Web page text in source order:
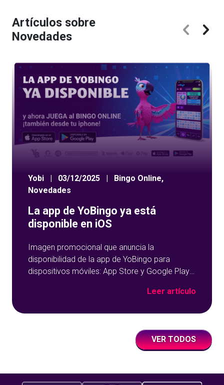
Artículos sobre
Novedades
Yobi | 03/12/2025 | Bingo Online,
Novedades
La app de YoBingo ya está
disponible en iOS
Imagen promocional que anuncia la
disponibilidad de la app de YoBingo para
dispositivos móviles: App Store y Google Play
Leer artículo
VER TODOS